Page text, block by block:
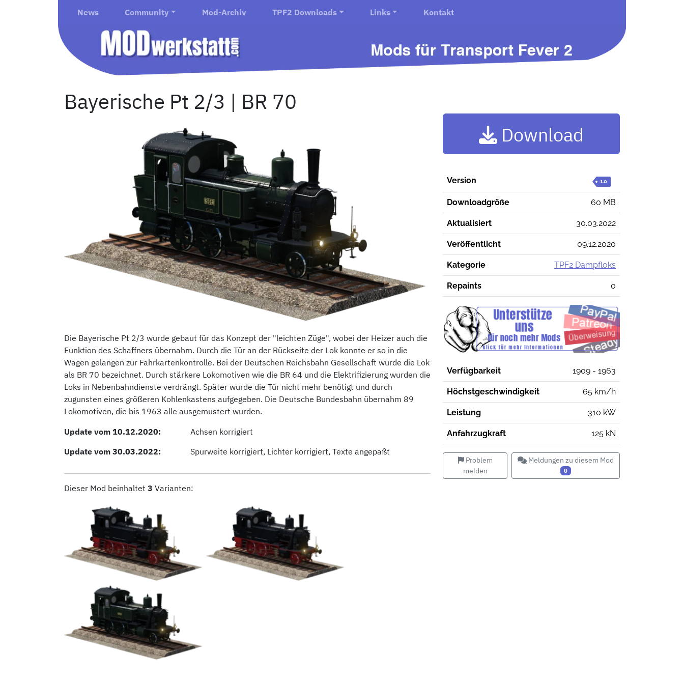
News Community Mod-Archiv TPF2 Downloads Links Kontakt
Bayerische Pt 2/3 | BR 70
Die Bayerische Pt 2/3 wurde gebaut für das Konzept der "leichten Züge", wobei der Heizer auch die
Funktion des Schaffners übernahm. Durch die Tür an der Rückseite der Lok konnte er so in die
Wagen gelangen zur Fahrkartenkontrolle. Bei der Deutschen Reichsbahn Gesellschaft wurde die Lok
als BR 70 bezeichnet. Durch stärkere Lokomotiven wie die BR 64 und die Elektrifizierung wurden die
Loks in Nebenbahndienste verdrängt. Später wurde die Tür nicht mehr benötigt und durch
zugunsten eines größeren Kohlenkastens aufgegeben. Die Deutsche Bundesbahn übernahm 89
Lokomotiven, die bis 1963 alle ausgemustert wurden.
Update vom 10.12.2020:
Achsen korrigiert
Update vom 30.03.2022:
Spurweite korrigiert, Lichter korrigiert, Texte angepaßt
Dieser Mod beinhaltet 3 Varianten:
Download
Version 1.0
Downloadgröße 60 MB
Aktualisiert 30.03.2022
Veröffentlicht 09.12.2020
Kategorie TPF2 Dampfloks
Repaints 0
Verfügbarkeit 1909 - 1963
Höchstgeschwindigkeit 65 km/h
Leistung 310 kW
Anfahrzugkraft 125 kN
Problem
melden
Meldungen zu diesem Mod
0